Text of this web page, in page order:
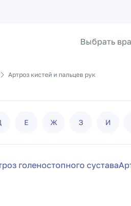
Выбрать
Артроз кистей и пальцев рук
Е Ж З И
голеностопного сустава